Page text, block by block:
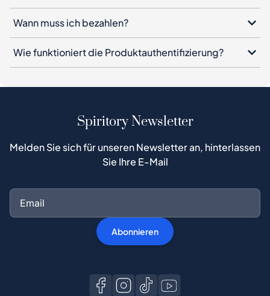
Wann muss ich bezahlen?
Wie funktioniert die Produktauthentifizierung?
Spiritory Newsletter
Melden Sie sich für unseren Newsletter an, hinterlassen
Sie Ihre E-Mail
Abonnieren